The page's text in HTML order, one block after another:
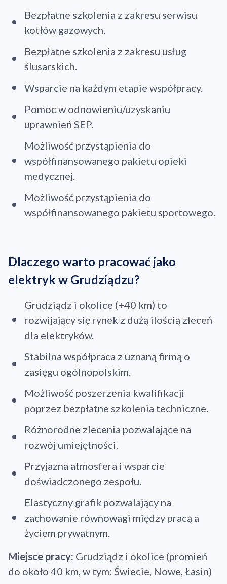
Bezpłatne szkolenia z zakresu serwisu
kotłów gazowych.
Bezpłatne szkolenia z zakresu usług
ślusarskich.
Wsparcie na każdym etapie współpracy.
Pomoc w odnowieniu/uzyskaniu
uprawnień SEP.
Możliwość przystąpienia do
współfinansowanego pakietu opieki
medycznej.
Możliwość przystąpienia do
współfinansowanego pakietu sportowego.
Dlaczego warto pracować jako
elektryk w Grudziądzu?
Grudziądz i okolice (+40 km) to
rozwijający się rynek z dużą ilością zleceń
dla elektryków.
Stabilna współpraca z uznaną firmą o
zasięgu ogólnopolskim.
Możliwość poszerzenia kwalifikacji
poprzez bezpłatne szkolenia techniczne.
Różnorodne zlecenia pozwalające na
rozwój umiejętności.
Przyjazna atmosfera i wsparcie
doświadczonego zespołu.
Elastyczny grafik pozwalający na
zachowanie równowagi między pracą a
życiem prywatnym.
Miejsce pracy: Grudziądz i okolice (promień
do około 40 km, w tym: Świecie, Nowe, Łasin)